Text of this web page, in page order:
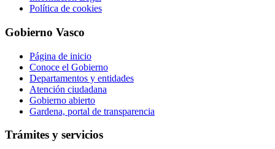
Política de cookies
Gobierno Vasco
Página de inicio
Conoce el Gobierno
Departamentos y entidades
Atención ciudadana
Gobierno abierto
Gardena, portal de transparencia
Trámites y servicios